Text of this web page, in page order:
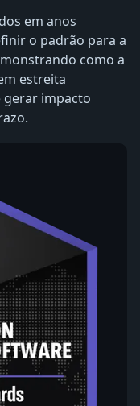
em anos
o padrão para a
como a
estreita
gerar impacto